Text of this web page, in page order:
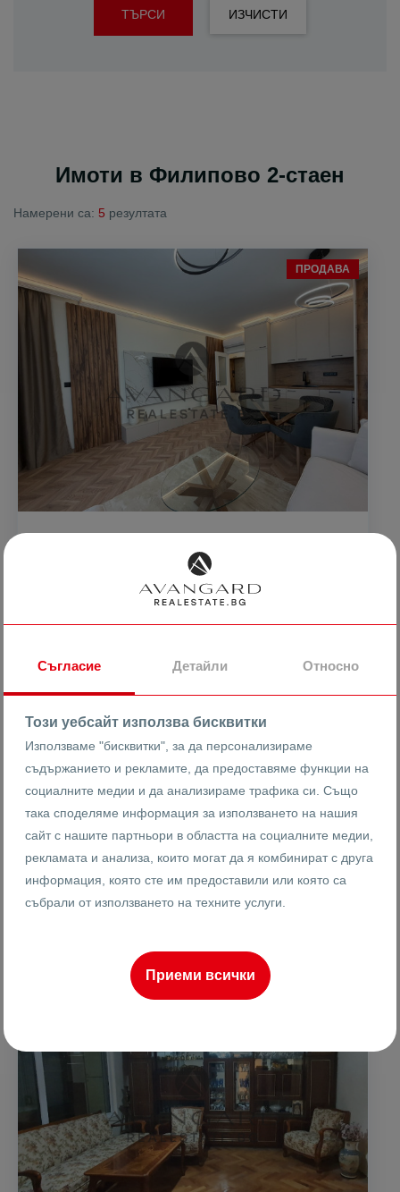
ТЪРСИ ИЗЧИСТИ
Имоти в Филипово 2-стаен
Намерени са: 5 резултата
ПРОДАВА
Обзаведен двустаен Кършияка
гр. Пловдив Кършияка
26467
Реф #
2-стаен
64 m
Калоян Шишков
Съгласие Детайли Относно
Този уебсайт използва бисквитки
Използваме "бисквитки", за да персонализираме
съдържанието и рекламите, да предоставяме функции на
социалните медии и да анализираме трафика си. Също
така споделяме информация за използването на нашия
сайт с нашите партньори в областта на социалните медии,
рекламата и анализа, които могат да я комбинират с друга
информация, която сте им предоставили или която са
събрали от използването на техните услуги.
Приеми всички